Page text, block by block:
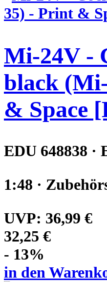
Mi-24V -
black
& Space
EDU 648838 ·
1:48 ·
UVP: 36,99 €
32,25 €
- 13%
in den